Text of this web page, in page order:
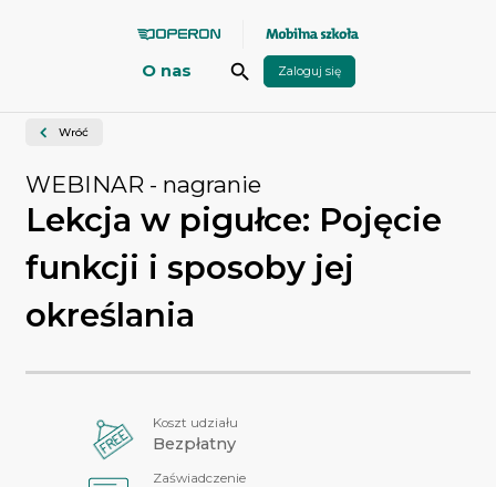
O nas search
Wróć
WEBINAR - nagranie
Lekcja w pigułce: Pojęcie
funkcji i sposoby jej
określania
Koszt udziału
Bezpłatny
Zaświadczenie